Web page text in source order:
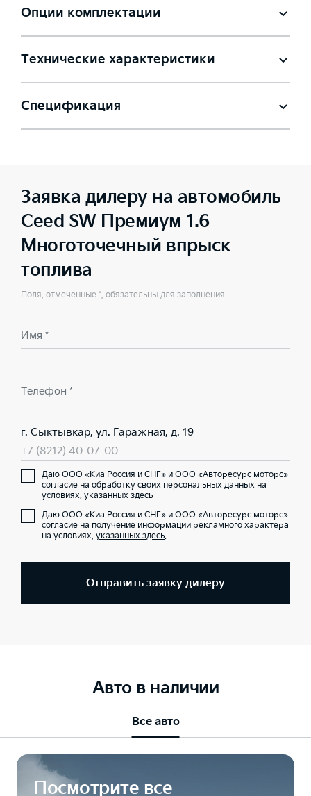
Опции комплектации
Технические характеристики
Спецификация
Заявка дилеру на автомобиль
Ceed SW Премиум 1.6
Многоточечный впрыск
топлива
Поля, отмеченные *, обязательны для заполнения
Имя *
Телефон *
г. Сыктывкар, ул. Гаражная, д. 19
+7 (8212) 40-07-00
Даю ООО «Киа Россия и СНГ» и ООО «Авторесурс моторс»
согласие на обработку своих персональных данных на
условиях, указанных здесь
Даю ООО «Киа Россия и СНГ» и ООО «Авторесурс моторс»
согласие на получение информации рекламного характера
на условиях, указанных здесь.
Отправить заявку дилеру
Авто в наличии
Все авто
Посмотрите все